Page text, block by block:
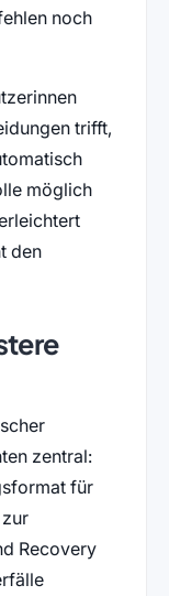
noch
trifft,
möglich
den
zentral:
für
Recovery